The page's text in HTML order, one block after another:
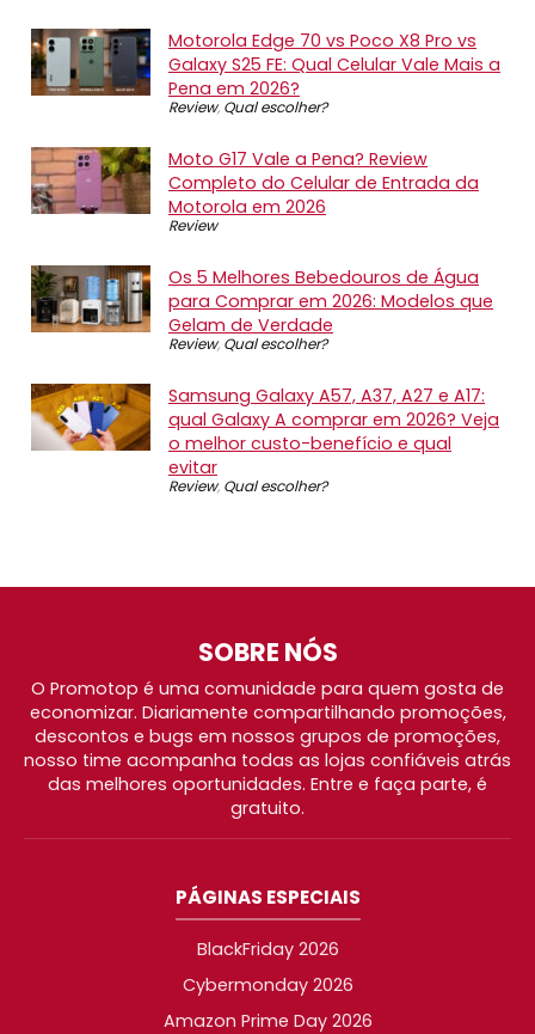
Motorola Edge 70 vs Poco X8 Pro vs
Galaxy S25 FE: Qual Celular Vale Mais a
Pena em 2026?
Review, Qual escolher?
Moto G17 Vale a Pena? Review
Completo do Celular de Entrada da
Motorola em 2026
Review
Os 5 Melhores Bebedouros de Água
para Comprar em 2026: Modelos que
Gelam de Verdade
Review, Qual escolher?
Samsung Galaxy A57, A37, A27 e A17:
qual Galaxy A comprar em 2026? Veja
o melhor custo-benefício e qual
evitar
Review, Qual escolher?
SOBRE NÓS
O Promotop é uma comunidade para quem gosta de
economizar. Diariamente compartilhando promoções,
descontos e bugs em nossos grupos de promoções,
nosso time acompanha todas as lojas confiáveis atrás
das melhores oportunidades. Entre e faça parte, é
gratuito.
PÁGINAS ESPECIAIS
BlackFriday 2026
Cybermonday 2026
Amazon Prime Day 2026